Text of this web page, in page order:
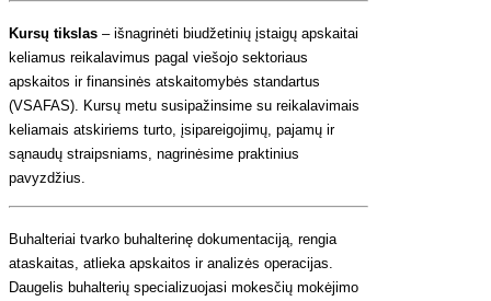
Kursų tikslas – išnagrinėti biudžetinių įstaigų apskaitai
keliamus reikalavimus pagal viešojo sektoriaus
apskaitos ir finansinės atskaitomybės standartus
(VSAFAS). Kursų metu susipažinsime su reikalavimais
keliamais atskiriems turto, įsipareigojimų, pajamų ir
sąnaudų straipsniams, nagrinėsime praktinius
pavyzdžius.
Buhalteriai tvarko buhalterinę dokumentaciją, rengia
ataskaitas, atlieka apskaitos ir analizės operacijas.
Daugelis buhalterių specializuojasi mokesčių mokėjimo